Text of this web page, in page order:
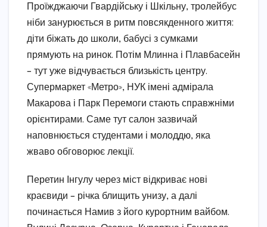
Проїжджаючи Гвардійську і Шкільну, тролейбус
ніби занурюється в ритм повсякденного життя:
діти біжать до школи, бабусі з сумками
прямують на ринок. Потім Млинна і Плавбасейн
– тут уже відчувається близькість центру.
Супермаркет «Метро», НУК імені адмірала
Макарова і Парк Перемоги стають справжніми
орієнтирами. Саме тут салон зазвичай
наповнюється студентами і молоддю, яка
жваво обговорює лекції.
Перетин Інгулу через міст відкриває нові
краєвиди – річка блищить унизу, а далі
починається Намив з його курортним вайбом.